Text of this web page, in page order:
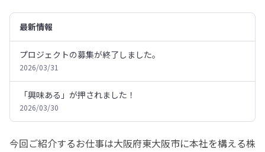
最新情報
プロジェクトの募集が終了しました。
2026/03/31
「興味ある」が押されました！
2026/03/30
今回ご紹介するお仕事は大阪府東大阪市に本社を構える株